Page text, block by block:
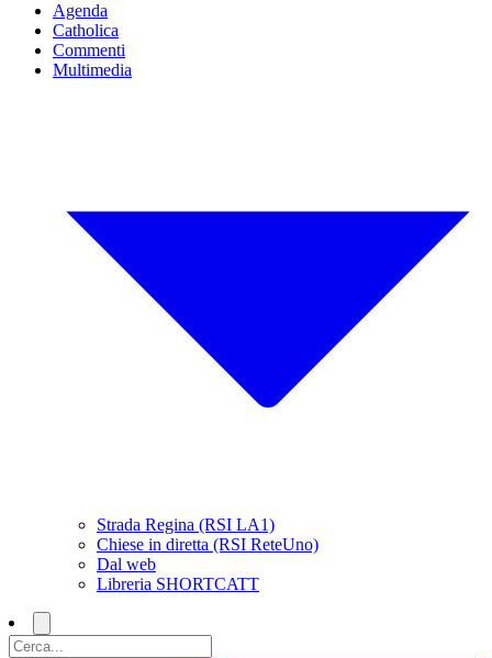
Agenda
Catholica
Commenti
Multimedia
Strada Regina (RSI LA1)
Chiese in diretta (RSI ReteUno)
Dal web
Libreria SHORTCATT